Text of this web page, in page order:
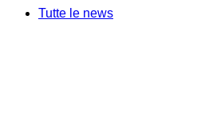
Tutte le news